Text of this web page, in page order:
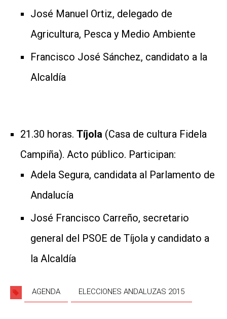
José Manuel Ortiz, delegado de
Agricultura, Pesca y Medio Ambiente
Francisco José Sánchez, candidato a la
Alcaldía
21.30 horas. Tíjola (Casa de cultura Fidela
Campiña). Acto público. Participan:
Adela Segura, candidata al Parlamento de
Andalucía
José Francisco Carreño, secretario
general del PSOE de Tíjola y candidato a
la Alcaldía
AGENDA ELECCIONES ANDALUZAS 2015